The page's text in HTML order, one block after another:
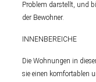
Problem darstellt, und
der Bewohner.
INNENBEREICHE
Die Wohnungen in
sie einen komfortablen